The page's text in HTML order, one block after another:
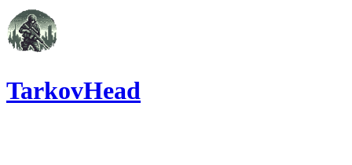
TarkovHead